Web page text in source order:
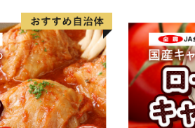
＊スポーツを通した地域づくりなど
山江村は、住民が安心して子育てで
す。
【業務委託先への委託について】